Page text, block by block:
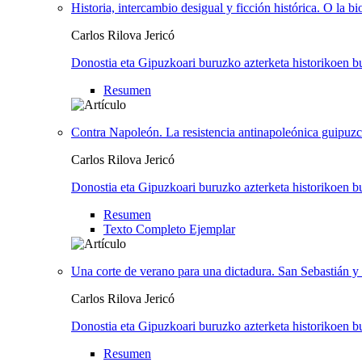
Historia, intercambio desigual y ficción histórica. O la
Carlos Rilova Jericó
Donostia eta Gipuzkoari buruzko azterketa historikoen
Resumen
Contra Napoleón. La resistencia antinapoleónica
Carlos Rilova Jericó
Donostia eta Gipuzkoari buruzko azterketa historikoen
Resumen
Texto Completo Ejemplar
Una corte de verano para una dictadura. San
Carlos Rilova Jericó
Donostia eta Gipuzkoari buruzko azterketa historikoen
Resumen